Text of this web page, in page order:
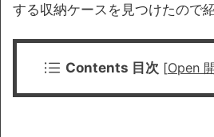
する収納ケースを見つけたので
Contents 目次 [Open